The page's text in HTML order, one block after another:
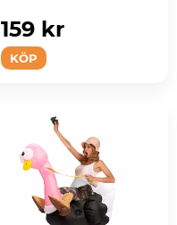
KÖP
159 kr